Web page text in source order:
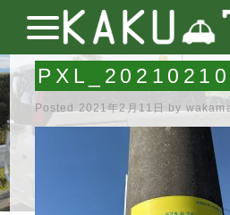
Posted 2021年2月11日 by